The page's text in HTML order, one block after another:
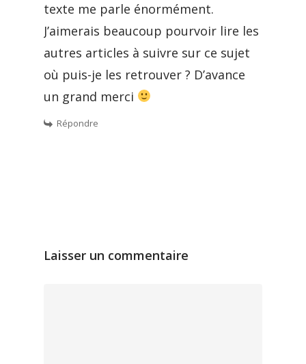
texte me parle énormément.
J’aimerais beaucoup pourvoir lire les
autres articles à suivre sur ce sujet
où puis-je les retrouver ? D’avance
un grand merci
Répondre
Laisser un commentaire